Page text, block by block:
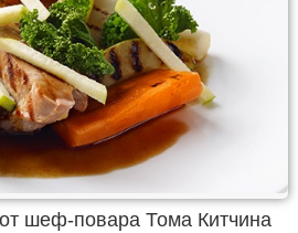
шеф-повара Тома Китчина